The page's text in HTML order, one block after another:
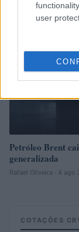
user
Petróleo Brent
generalizada
Rafael Oliveira · 4 ago
COTAÇÕES